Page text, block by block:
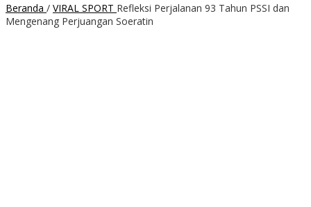
Beranda / VIRAL SPORT Refleksi Perjalanan 93 Tahun PSSI dan
Mengenang Perjuangan Soeratin